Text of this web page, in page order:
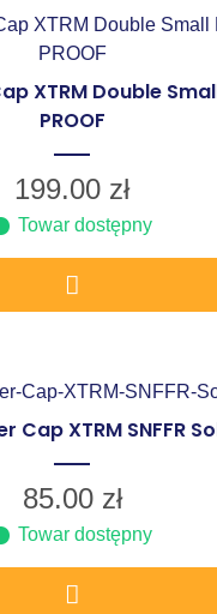
XTRM Double
PROOF
199.00 zł
Towar dostępny
Cap XTRM SNFFR
85.00 zł
Towar dostępny